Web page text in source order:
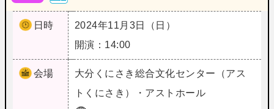
日時
2024年11月3日（日）
開演：14:00
会場 大分 くにさき総合文化センター（アス
トくにさき）・アストホール